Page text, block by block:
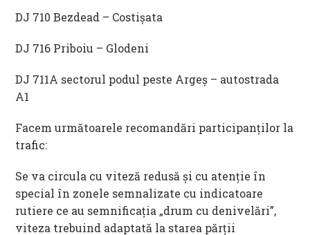
DJ 710 Bezdead – Costișata
DJ 716 Priboiu – Glodeni
DJ 711A sectorul podul peste Argeș – autostrada
A1
Facem următoarele recomandări participanţilor la
trafic:
Se va circula cu viteză redusă și cu atenție în
special în zonele semnalizate cu indicatoare
rutiere ce au semnificaţia „drum cu denivelări”,
viteza trebuind adaptată la starea părţii